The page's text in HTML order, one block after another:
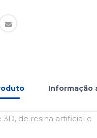
Informação
de resina artificial e